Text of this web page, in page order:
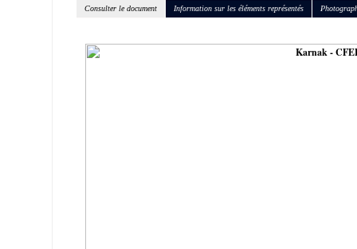
Consulter le document Information sur les éléments représentés